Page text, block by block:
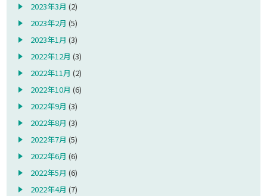
2023年3月 (2)
2023年2月 (5)
2023年1月 (3)
2022年12月 (3)
2022年11月 (2)
2022年10月 (6)
2022年9月 (3)
2022年8月 (3)
2022年7月 (5)
2022年6月 (6)
2022年5月 (6)
2022年4月 (7)